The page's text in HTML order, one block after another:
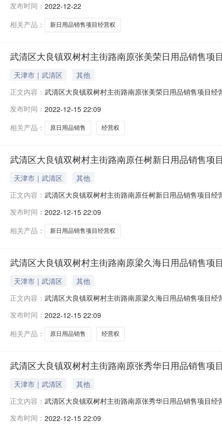
清区大良镇双树股份经济合作社受让方任树新转出面积/
发布时间： 2022-12-22
相关产品：
新日用品销售项目经营权
武清区大良镇双树村主街路南原张美荣日用品销售项
天津市｜武清区
其他
正文内容： 武清区大良镇双树村主街路南原张美荣日用品销售项目经
发布时间： 2022-12-15 22:09
相关产品：
原日用品销售 经营权
武清区大良镇双树村主街路南原任树新日用品销售项
天津市｜武清区
其他
正文内容： 武清区大良镇双树村主街路南原任树新日用品销售项目经
发布时间： 2022-12-15 22:09
相关产品：
新日用品销售项目经营权
武清区大良镇双树村主街路南原梁久海日用品销售项
天津市｜武清区
其他
正文内容： 武清区大良镇双树村主街路南原梁久海日用品销售项目经
发布时间： 2022-12-15 22:09
相关产品：
原日用品销售 经营权
武清区大良镇双树村主街路南原张秀华日用品销售项
天津市｜武清区
其他
正文内容： 武清区大良镇双树村主街路南原张秀华日用品销售项目经
发布时间： 2022-12-15 22:09